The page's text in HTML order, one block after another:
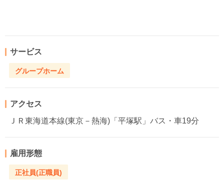
サービス
グループホーム
アクセス
ＪＲ東海道本線(東京－熱海)「平塚駅」バス・車19分
雇用形態
正社員(正職員)